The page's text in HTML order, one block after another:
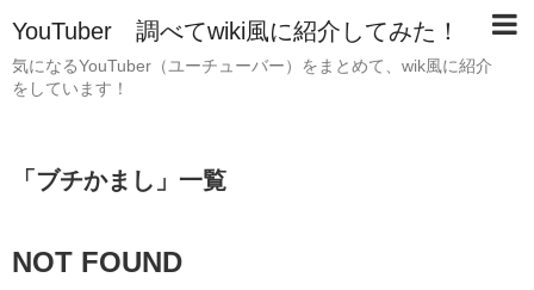
YouTuber 調べてwiki風に紹介してみた！
気になるYouTuber（ユーチューバー）をまとめて、wik風に紹介
をしています！
「 ブチかまし 」 一覧
NOT FOUND